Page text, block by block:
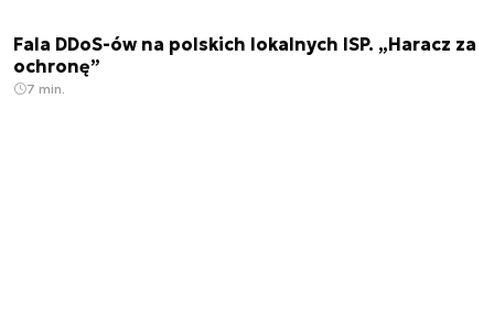
Fala DDoS-ów na polskich lokalnych ISP. „Haracz za
ochronę”
7 min.